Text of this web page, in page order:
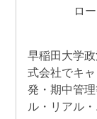
ロ
早稲田大学
式会社でキ
発・期中管
ル・リアル